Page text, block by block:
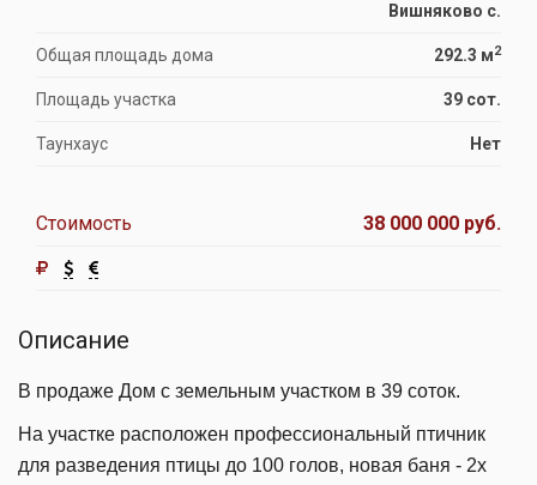
Вишняково с.
Общая площадь дома 292.3 м2
Площадь участка 39 сот.
Таунхаус Нет
Стоимость 38 000 000 руб.
Описание
В продаже Дом с земельным участком в 39 соток.
На участке расположен профессиональный птичник
для разведения птицы до 100 голов, новая баня - 2х